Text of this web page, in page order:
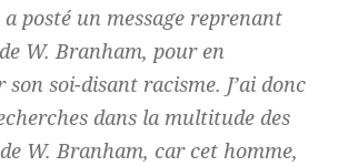
a posté un message reprenant
W. Branham, pour en
soi-disant racisme. J’ai donc
dans la multitude des
W. Branham, car cet homme,